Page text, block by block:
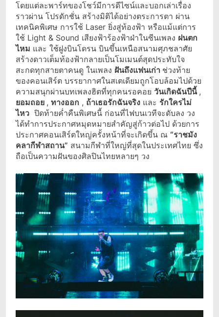
โดยแต่ละพาร์ทของโชว์มีการดีไซน์และบอกเล่าเรื่อง
ราวผ่าน โปรดักชั่น สร้างมิติได้อย่างตระการตา ผ่าน
เทคนิคพิเศษ การใช้ Laser ยิ่งสู่ท้องฟ้า หรือแม้แต่การ
ใช้ Light & Sound เสียงฟ้าร้องฟ้าฝ่าในซีนเพลง ฝนตก
ไหม และ ใช้ฝูงบินโดรน บินขึ้นเหนือสนามศุภชลาศัย
สร้างดาวเต็มท้องฟ้ากลายเป็นโมเมนต์สุดประทับใจ
สะกดทุกสายตาคนดู ในเพลง ฝันถึงแฟนเก่า ช่วงท้าย
ของคอนเสิร์ต บรรยากาศในสเตเดียมถูกโอบล้อมไปด้วย
ความสนุกผ่านบทเพลงฮิตที่ทุกคนรอคอย วันเกิดฉันปีนี้ ,
ยอมถอย , ทางออก , ถ้าเธอรักฉันจริง และ รักใครไม่
ไหว ปิดท้ายค่ำคืนพิเศษนี้ ก่อนที่ไฟบนเวทีจะดับลง วง
ได้ทำการประกาศหมุดหมายสำคัญสู่ก้าวต่อไป ด้วยการ
ประกาศคอนเสิร์ตใหญ่ครั้งหน้าที่จะเกิดขึ้น ณ “ราชมัง
คลากีฬาสถาน” สนามกีฬาที่ใหญ่ที่สุดในประเทศไทย ซึ่ง
ถือเป็นความฝันของศิลปินไทยหลายๆ วง